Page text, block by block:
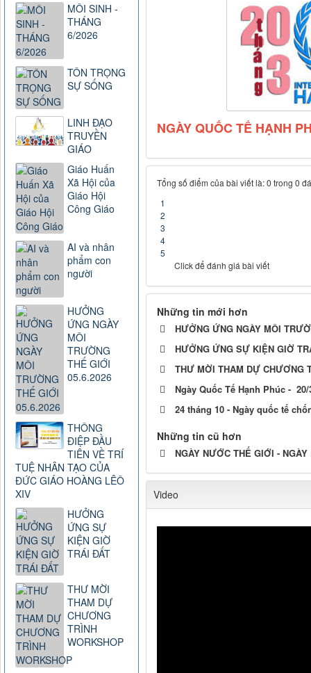
NGÀY QUỐC TẾ HẠNH
Tổng số điểm của bài viết là: 0 trong 0
1
2
3
4
5
Click để đánh giá bài viết
Những tin mới hơn
HƯỞNG ỨNG NGÀY MÔI
HƯỞNG ỨNG SỰ KIỆN GIỜ
THƯ MỜI THAM DỰ CHƯƠNG
Ngày Quốc Tế Hạnh Phúc -
24 tháng 10 - Ngày quốc tế
Những tin cũ hơn
NGÀY NƯỚC THẾ GIỚI -
Video
MÔI SINH -
THÁNG
6/2026
TÔN TRỌNG
SỰ SỐNG
LINH ĐẠO
TRUYỀN
GIÁO
Giáo Huấn
Xã Hội của
Giáo Hội
Công Giáo
AI và nhân
phẩm con
người
HƯỞNG
ỨNG NGÀY
MÔI
TRƯỜNG
THẾ GIỚI
05.6.2026
THÔNG
ĐIỆP ĐẦU
TIÊN VỀ TRÍ
TUỆ NHÂN TẠO CỦA
ĐỨC GIÁO HOÀNG LÊÔ
XIV
HƯỞNG
ỨNG SỰ
KIỆN GIỜ
TRÁI ĐẤT
THƯ MỜI
THAM DỰ
CHƯƠNG
TRÌNH
WORKSHOP